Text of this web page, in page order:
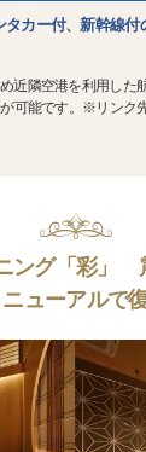
カー付、新幹線
近隣空港を利用した
可能です。※リンク
ング「彩」
ューアルで